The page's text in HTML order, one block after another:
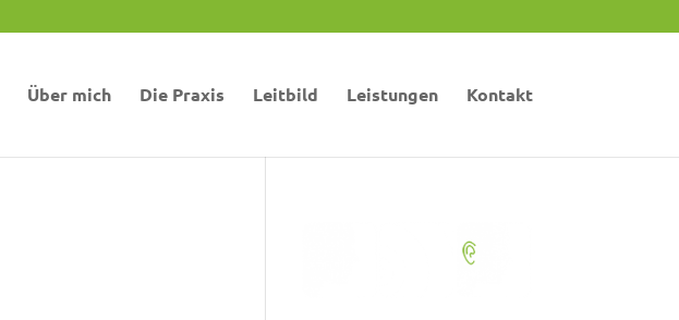
Über mich Die Praxis Leitbild Leistungen Kontakt